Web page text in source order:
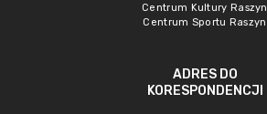
Centrum Kultury Raszyn
Centrum Sportu Raszyn
ADRES DO
KORESPONDENCJI